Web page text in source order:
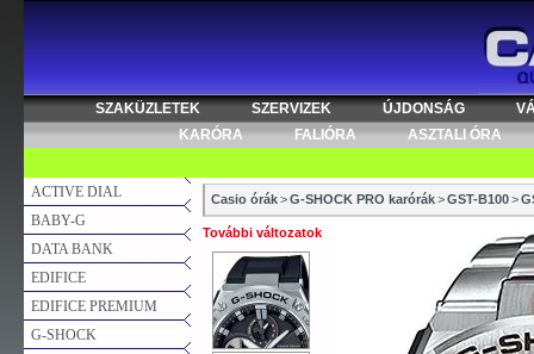
SZAKÜZLETEK SZERVIZEK ÚJDONSÁG
KARÓRA
FALIÓRA ASZTALI ÓRA
ACTIVE DIAL
BABY-G
DATA BANK
EDIFICE
EDIFICE PREMIUM
G-SHOCK
Casio órák>G-SHOCK PRO karórák>GST-B100>
További változatok